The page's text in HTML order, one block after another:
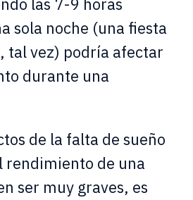
sola noche (una fiesta
tal vez) podría afectar
durante una
de la falta de sueño
rendimiento de una
ser muy graves, es